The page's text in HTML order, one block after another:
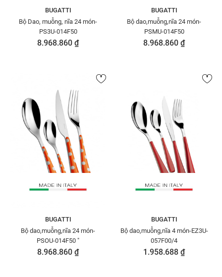
BUGATTI
Bộ Dao, muỗng, nĩa 24 món-
PS3U-014F50
8.968.860 ₫
BUGATTI
Bộ dao,muỗng,nĩa 24 món-
PSMU-014F50
8.968.860 ₫
BUGATTI
Bộ dao,muỗng,nĩa 24 món-
PSOU-014F50 "
8.968.860 ₫
BUGATTI
Bộ dao,muỗng,nĩa 4 món-EZ3U-
057F00/4
1.958.688 ₫